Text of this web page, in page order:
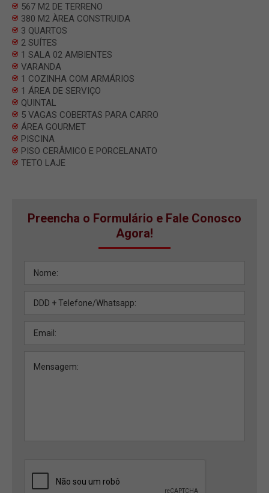
567 M2 DE TERRENO
380 M2 ÀREA CONSTRUIDA
3 QUARTOS
2 SUÍTES
1 SALA 02 AMBIENTES
VARANDA
1 COZINHA COM ARMÁRIOS
1 ÁREA DE SERVIÇO
QUINTAL
5 VAGAS COBERTAS PARA CARRO
ÁREA GOURMET
PISCINA
PISO CERÂMICO E PORCELANATO
TETO LAJE
Preencha o Formulário e Fale Conosco
Agora!